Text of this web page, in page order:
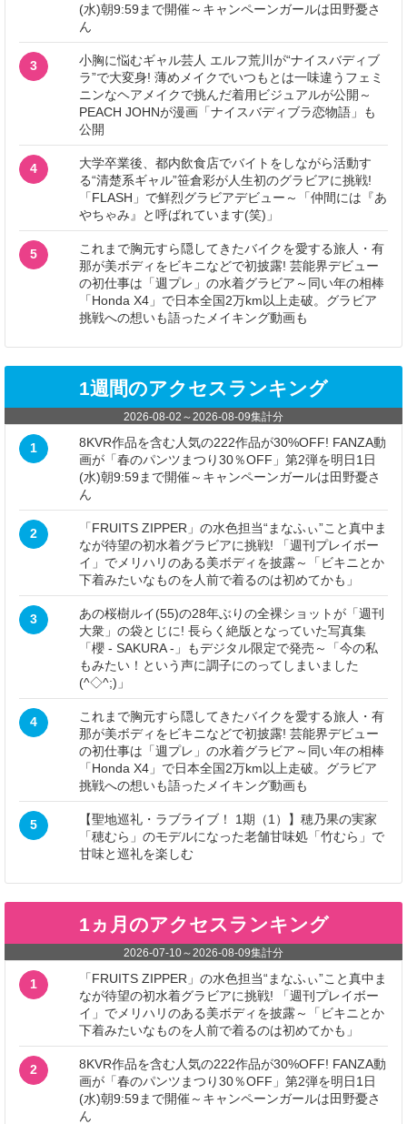
(水)朝9:59まで開催～キャンペーンガールは田野憂さ
ん
3
小胸に悩むギャル芸人 エルフ荒川が“ナイスバディブ
ラ”で大変身! 薄めメイクでいつもとは一味違うフェミ
ニンなヘアメイクで挑んだ着用ビジュアルが公開～
PEACH JOHNが漫画「ナイスバディブラ恋物語」も
公開
4
大学卒業後、都内飲食店でバイトをしながら活動す
る“清楚系ギャル”笹倉彩が人生初のグラビアに挑戦!
「FLASH」で鮮烈グラビアデビュー～「仲間には『あ
やちゃみ』と呼ばれています(笑)」
5
これまで胸元すら隠してきたバイクを愛する旅人・有
那が美ボディをビキニなどで初披露! 芸能界デビュー
の初仕事は「週プレ」の水着グラビア～同い年の相棒
「Honda X4」で日本全国2万km以上走破。グラビア
挑戦への想いも語ったメイキング動画も
1週間のアクセスランキング
2026-08-02 ～2026-08-09集計分
1
8KVR作品を含む人気の222作品が30%OFF! FANZA動
画が「春のパンツまつり30％OFF」第2弾を明日1日
(水)朝9:59まで開催～キャンペーンガールは田野憂さ
ん
2
「FRUITS ZIPPER」の水色担当“まなふぃ”こと真中ま
なが待望の初水着グラビアに挑戦! 「週刊プレイボー
イ」でメリハリのある美ボディを披露～「ビキニとか
下着みたいなものを人前で着るのは初めてかも」
3
あの桜樹ルイ(55)の28年ぶりの全裸ショットが「週刊
大衆」の袋とじに! 長らく絶版となっていた写真集
「櫻 - SAKURA -」もデジタル限定で発売～「今の私
もみたい！という声に調子にのってしまいました
(^◇^;)」
4
これまで胸元すら隠してきたバイクを愛する旅人・有
那が美ボディをビキニなどで初披露! 芸能界デビュー
の初仕事は「週プレ」の水着グラビア～同い年の相棒
「Honda X4」で日本全国2万km以上走破。グラビア
挑戦への想いも語ったメイキング動画も
5
【聖地巡礼・ラブライブ！ 1期（1）】穂乃果の実家
「穂むら」のモデルになった老舗甘味処「竹むら」で
甘味と巡礼を楽しむ
1ヵ月のアクセスランキング
2026-07-10～2026-08-09集計分
1
「FRUITS ZIPPER」の水色担当“まなふぃ”こと真中ま
なが待望の初水着グラビアに挑戦! 「週刊プレイボー
イ」でメリハリのある美ボディを披露～「ビキニとか
下着みたいなものを人前で着るのは初めてかも」
2
8KVR作品を含む人気の222作品が30%OFF! FANZA動
画が「春のパンツまつり30％OFF」第2弾を明日1日
(水)朝9:59まで開催～キャンペーンガールは田野憂さ
ん